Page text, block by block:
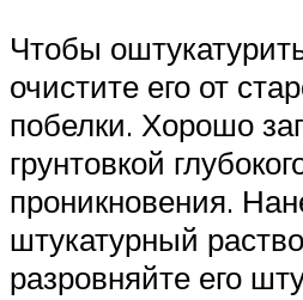
Чтобы
очистите его от
побелки. Хорошо
грунтовкой
проникновения.
штукатурный
разровняйте его